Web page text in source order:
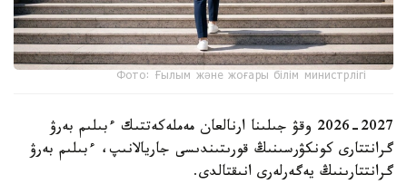
Фото: Ғылым және жоғары білім министрлігі
2026-2027 وقۋ جىلىنا ارنالعان مەملەكەتتىك ءبىلىم بەرۋ
گرانتتارى كونكۋرسىنىڭ قورىتىندىسى جاريالانىپ، ءبىلىم بەرۋ
گرانتتارىنىڭ يەگەرلەرى انىقتالدى.